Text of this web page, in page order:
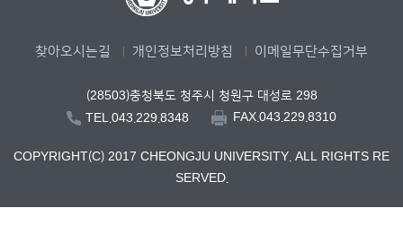
찾아오시는길 개인정보처리방침 이메일무단수집거부
(28503)충청북도 청주시 청원구 대성로 298
TEL.043.229.8348
FAX.043.229.8310
COPYRIGHT(C) 2017 CHEONGJU UNIVERSITY. ALL RIGHTS RE
SERVED.